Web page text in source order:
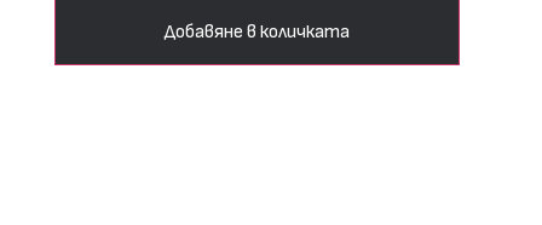
Добавяне в количката